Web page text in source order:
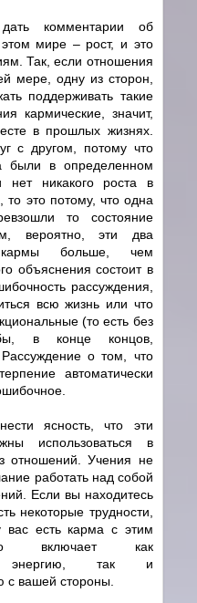
комментарии об
мире – рост, и это
Так, если отношения
мере, одну из сторон,
поддерживать такие
кармические, значит,
в прошлых жизнях.
с другом, потому что
в определенном
нет никакого роста в
это потому, что одна
то состояние
вероятно, эти два
кармы больше, чем
объяснения состоит в
рассуждения,
всю жизнь или что
(то есть без
в конце концов,
о том, что
автоматически
ясность, что эти
использоваться в
отношений. Учения не
работать над собой
Если вы находитесь
некоторые трудности,
вас есть карма с этим
включает как
энергию, так и
с вашей стороны.